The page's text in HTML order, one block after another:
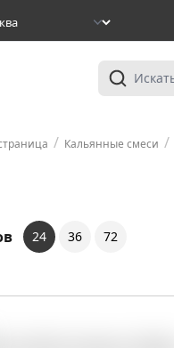
/ Кальянные смеси /
24 36 72